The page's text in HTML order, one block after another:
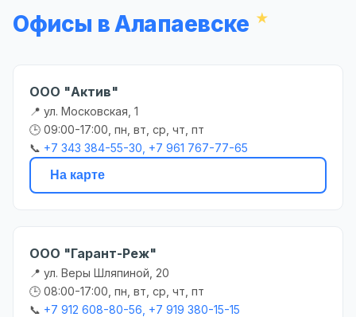
Офисы в Алапаевске
ООО "Актив"
📍 ул. Московская, 1
🕒 09:00-17:00, пн, вт, ср, чт, пт
📞 +7 343 384-55-30, +7 961 767-77-65
На карте
ООО "Гарант-Реж"
📍 ул. Веры Шляпиной, 20
🕒 08:00-17:00, пн, вт, ср, чт, пт
📞 +7 912 608-80-56, +7 919 380-15-15